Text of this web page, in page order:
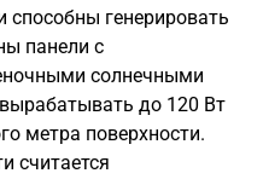
генерировать
панели с
солнечными
до 120 Вт
метра поверхности.
считается